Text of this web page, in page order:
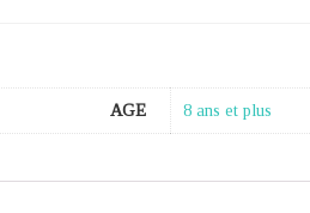
AGE 8 ans et plus